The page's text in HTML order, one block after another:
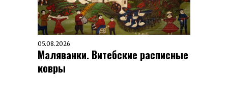
05.08.2026
Маляванки. Витебские расписные
ковры